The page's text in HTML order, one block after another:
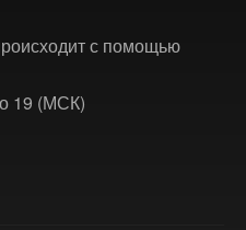
с помощью
19 (МСК)